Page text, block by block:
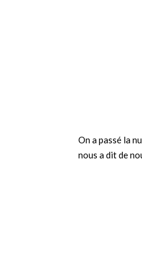
On a passé la
nous a dit de